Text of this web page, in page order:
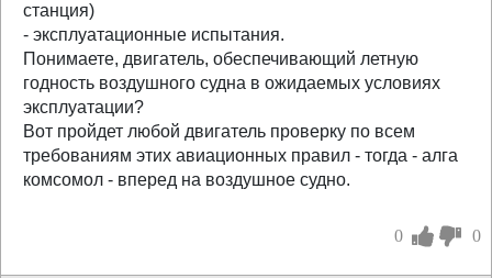
станция)
- эксплуатационные испытания.
Понимаете, двигатель, обеспечивающий летную
годность воздушного судна в ожидаемых условиях
эксплуатации?
Вот пройдет любой двигатель проверку по всем
требованиям этих авиационных правил - тогда - алга
комсомол - вперед на воздушное судно.
0 0